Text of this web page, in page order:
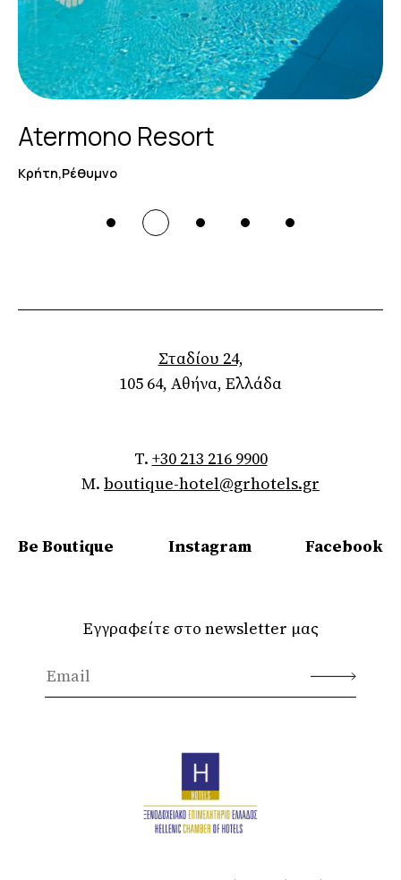
Atermono Resort
Κρήτη,Ρέθυμνο
Σταδίου 24,
105 64, Αθήνα, Ελλάδα
T. +30 213 216 9900
M. boutique-hotel@grhotels.gr
Be Boutique Instagram Facebook
Εγγραφείτε στο newsletter μας